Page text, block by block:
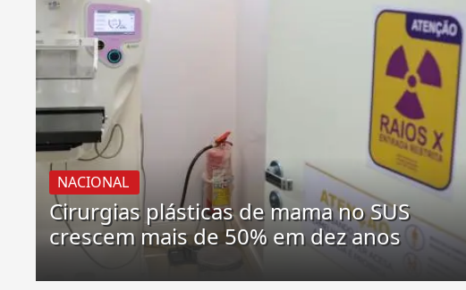
NACIONAL
Cirurgias plásticas de mama no SUS
crescem mais de 50% em dez anos